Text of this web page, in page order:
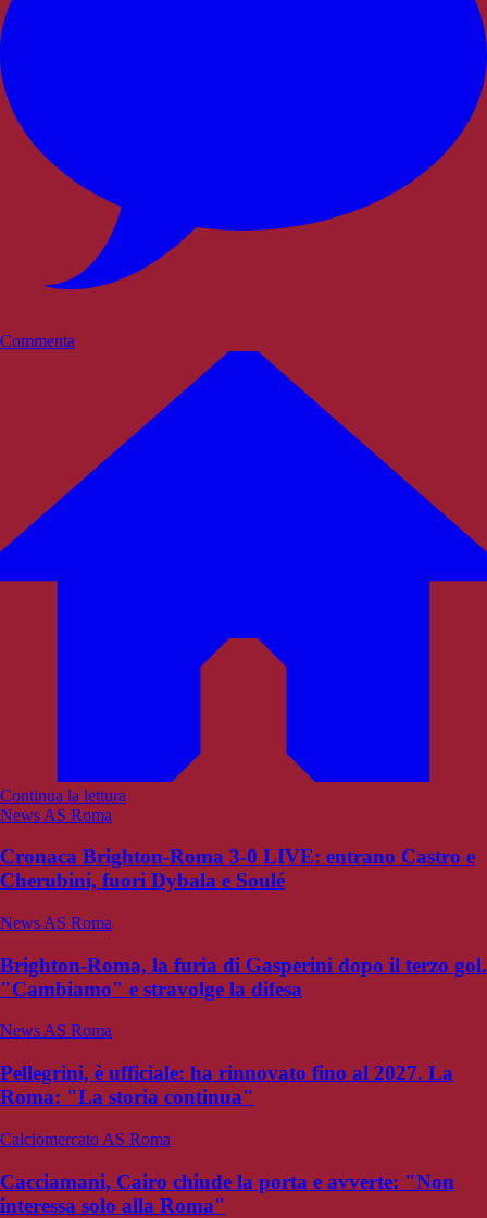
Commenta
Continua la lettura
News AS Roma
Cronaca Brighton-Roma 3-0 LIVE: entrano Castro e
Cherubini, fuori Dybala e Soulé
News AS Roma
Brighton-Roma, la furia di Gasperini dopo il terzo gol.
"Cambiamo" e stravolge la difesa
News AS Roma
Pellegrini, è ufficiale: ha rinnovato fino al 2027. La
Roma: "La storia continua"
Calciomercato AS Roma
Cacciamani, Cairo chiude la porta e avverte: "Non
interessa solo alla Roma"